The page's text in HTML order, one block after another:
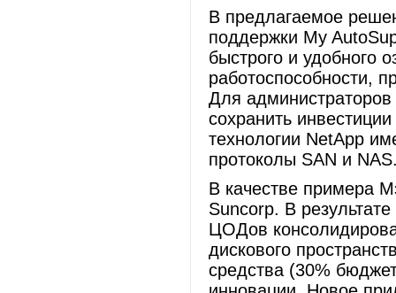
В предлагаемое
поддержки My
быстрого и удобного
работоспособности,
Для
сохранить
технологии NetApp
протоколы SAN и
В качестве примера
Suncorp. В
ЦОДов
дискового
средства (30%